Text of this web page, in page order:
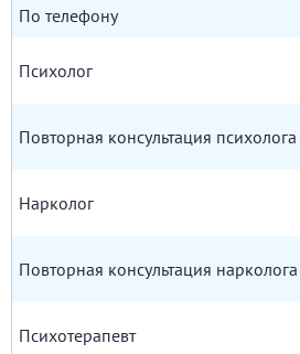
По телефону
Психолог
Повторная консультация психолога
Нарколог
Повторная консультация нарколога
Психотерапевт